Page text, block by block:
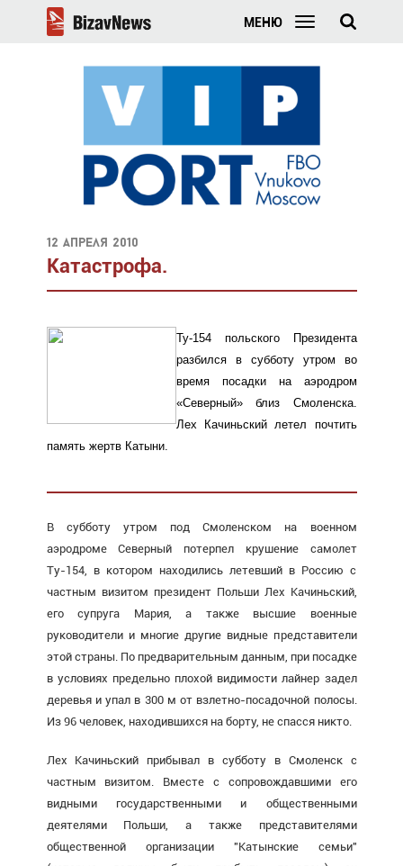
МЕНЮ
12 апреля 2010
Катастрофа.
Ту-154 польского Президента
разбился в субботу утром во
время посадки на аэродром
«Северный» близ Смоленска.
Лех Качиньский летел почтить
память жертв Катыни.
В субботу утром под Смоленском на военном
аэродроме Северный потерпел крушение самолет
Ту-154, в котором находились летевший в Россию с
частным визитом президент Польши Лех Качиньский,
его супруга Мария, а также высшие военные
руководители и многие другие видные представители
этой страны. По предварительным данным, при посадке
в условиях предельно плохой видимости лайнер задел
деревья и упал в 300 м от взлетно-посадочной полосы.
Из 96 человек, находившихся на борту, не спасся никто.
Лех Качиньский прибывал в субботу в Смоленск с
частным визитом. Вместе с сопровождавшими его
видными государственными и общественными
деятелями Польши, а также представителями
общественной организации "Катынские семьи"